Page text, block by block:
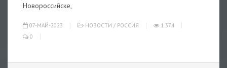
Новороссийске,
07-МАЙ-2023 НОВОСТИ / РОССИЯ
1 374
0